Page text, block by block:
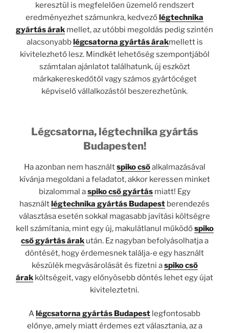
keresztül is megfelelően üzemelő rendszert
eredményezhet számunkra, kedvező légtechnika
gyártás árak mellet, az utóbbi megoldás pedig szintén
alacsonyabb légcsatorna gyártás árakmellett is
kivitelezhető lesz. Mindkét lehetőség szempontjából
számtalan ajánlatot találhatunk, új eszközt
márkakereskedőtől vagy számos gyártócéget
képviselő vállalkozástól beszerezhetünk.
Légcsatorna, légtechnika gyártás
Budapesten!
Ha azonban nem használtspiko csőalkalmazásával
kívánja megoldani a feladatot, akkor keressen minket
bizalommal aspiko cső gyártásmiatt! Egy
használtlégtechnika gyártás Budapest berendezés
választása esetén sokkal magasabb javítási költségre
kell számítania, mint egy új, makulátlanul működőspiko
cső gyártás árakután. Ez nagyban befolyásolhatja a
döntését, hogy érdemesnek találja-e egy használt
készülék megvásárolását és fizetni aspiko cső
árak költségeit, vagy előnyösebb döntés lehet egy újat
kiviteleztetni.
A légcsatorna gyártás Budapest legfontosabb
előnye, amely miatt érdemes ezt választania, az a